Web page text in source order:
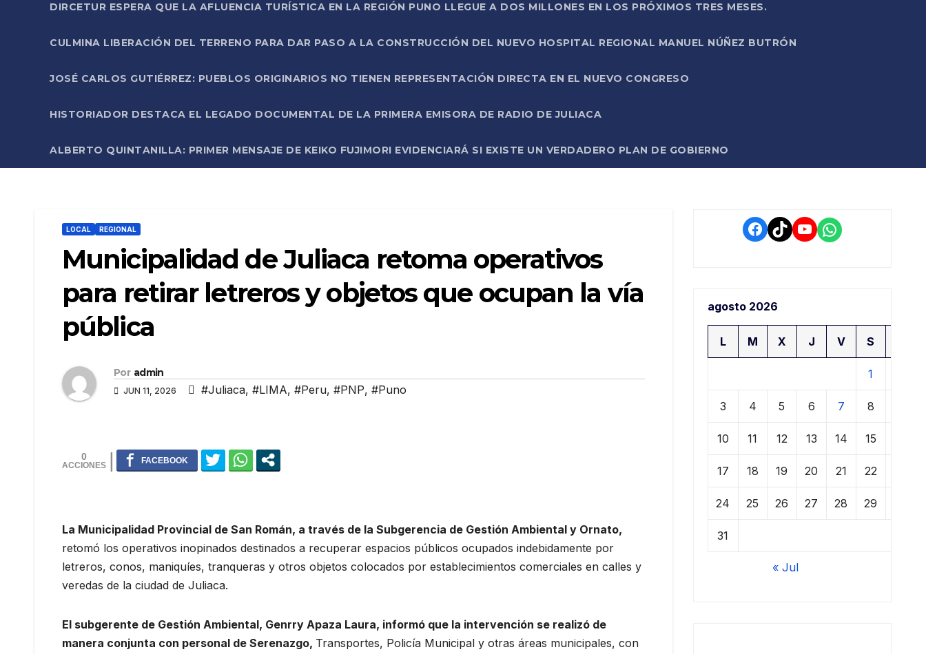
DIRCETUR ESPERA QUE LA AFLUENCIA TURÍSTICA EN LA REGIÓN PUNO LLEGUE A DOS MILLONES EN LOS PRÓXIMOS TRES MESES.
CULMINA LIBERACIÓN DEL TERRENO PARA DAR PASO A LA CONSTRUCCIÓN DEL NUEVO HOSPITAL REGIONAL MANUEL NÚÑEZ BUTRÓN
JOSÉ CARLOS GUTIÉRREZ: PUEBLOS ORIGINARIOS NO TIENEN REPRESENTACIÓN DIRECTA EN EL NUEVO CONGRESO
HISTORIADOR DESTACA EL LEGADO DOCUMENTAL DE LA PRIMERA EMISORA DE RADIO DE JULIACA
ALBERTO QUINTANILLA: PRIMER MENSAJE DE KEIKO FUJIMORI EVIDENCIARÁ SI EXISTE UN VERDADERO PLAN DE GOBIERNO
LOCAL REGIONAL
Municipalidad de Juliaca retoma operativos
para retirar letreros y objetos que ocupan la vía
pública
Por admin
JUN 11, 2026 #Juliaca, #LIMA, #Peru, #PNP, #Puno
0
La Municipalidad Provincial de San Román, a través de la Subgerencia de Gestión Ambiental y Ornato,
retomó los operativos inopinados destinados a recuperar espacios públicos ocupados indebidamente por
letreros, conos, maniquíes, tranqueras y otros objetos colocados por establecimientos comerciales en calles y
veredas de la ciudad de Juliaca.
El subgerente de Gestión Ambiental, Genrry Apaza Laura, informó que la intervención se realizó de
manera conjunta con personal de Serenazgo, Transportes, Policía Municipal y otras áreas municipales, con
Facebook
TikTokYouTube
WhatsApp
agosto 2026
L M X J V S
1
3 4 5 6 7 8
10 11 12 13 14 15
17 18 19 20 21 22
24 25 26 27 28 29
31
« Jul